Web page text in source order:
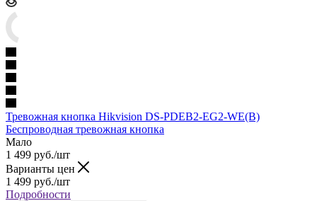
Тревожная кнопка Hikvision DS-PDEB2-EG2-WE(B)
Беспроводная тревожная кнопка
Мало
1 499 руб./шт
Варианты цен
1 499 руб./шт
Подробности